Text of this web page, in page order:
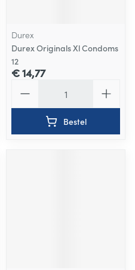
Durex
Durex Originals Xl Condoms
12
€ 14,77
Bestel